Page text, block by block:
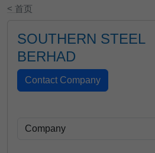
< 首页
SOUTHERN STEEL
BERHAD